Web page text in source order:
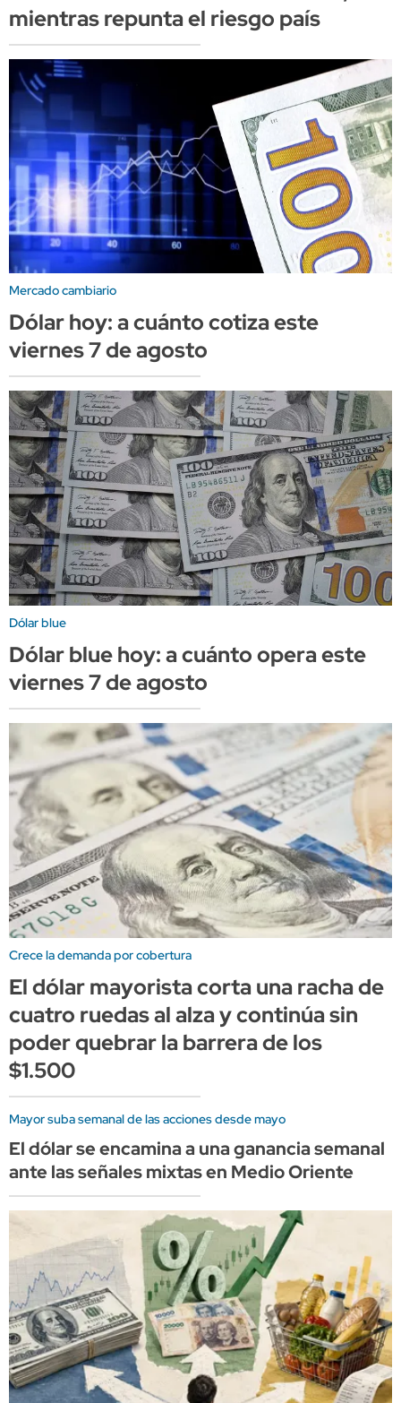
mientras repunta el riesgo país
Mercado cambiario
Dólar hoy: a cuánto cotiza este
viernes 7 de agosto
Dólar blue
Dólar blue hoy: a cuánto opera este
viernes 7 de agosto
Crece la demanda por cobertura
El dólar mayorista corta una racha de
cuatro ruedas al alza y continúa sin
poder quebrar la barrera de los
$1.500
Mayor suba semanal de las acciones desde mayo
El dólar se encamina a una ganancia semanal
ante las señales mixtas en Medio Oriente